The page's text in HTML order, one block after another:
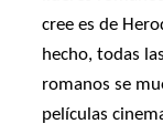
cree es de
hecho, todas
romanos se
películas